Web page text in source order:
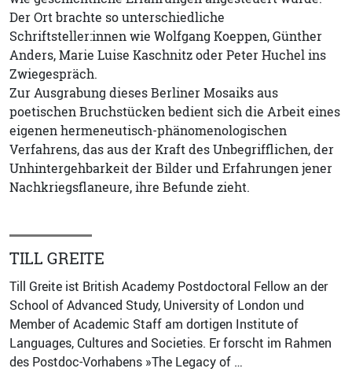
Der Ort brachte so unterschiedliche
Schriftsteller:innen wie Wolfgang Koeppen, Günther
Anders, Marie Luise Kaschnitz oder Peter Huchel ins
Zwiegespräch.
Zur Ausgrabung dieses Berliner Mosaiks aus
poetischen Bruchstücken bedient sich die Arbeit eines
eigenen hermeneutisch-phänomenologischen
Verfahrens, das aus der Kraft des Unbegrifflichen, der
Unhintergehbarkeit der Bilder und Erfahrungen jener
Nachkriegsflaneure, ihre Befunde zieht.
TILL GREITE
Till Greite ist British Academy Postdoctoral Fellow an der
School of Advanced Study, University of London und
Member of Academic Staff am dortigen Institute of
Languages, Cultures and Societies. Er forscht im Rahmen
des Postdoc-Vorhabens »The Legacy of …